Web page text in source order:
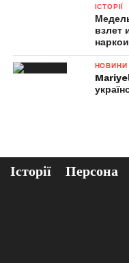
ІСТОРІЇ
взлет
НОВИНИ
Історії Персона